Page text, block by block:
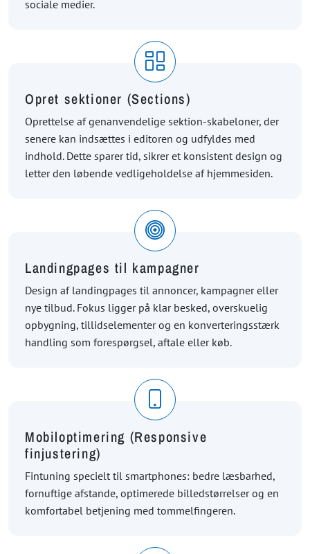
sociale medier.
Opret sektioner (Sections)
Oprettelse af genanvendelige sektion-skabeloner, der
senere kan indsættes i editoren og udfyldes med
indhold. Dette sparer tid, sikrer et konsistent design og
letter den løbende vedligeholdelse af hjemmesiden.
Landingpages til kampagner
Design af landingpages til annoncer, kampagner eller
nye tilbud. Fokus ligger på klar besked, overskuelig
opbygning, tillidselementer og en konverteringsstærk
handling som forespørgsel, aftale eller køb.
Mobiloptimering (Responsive
finjustering)
Fintuning specielt til smartphones: bedre læsbarhed,
fornuftige afstande, optimerede billedstørrelser og en
komfortabel betjening med tommelfingeren.